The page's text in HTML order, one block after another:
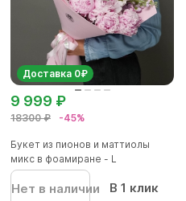
Доставка 0₽
18300 ₽ -45%
9 999 ₽
Букет из пионов и маттиолы
микс в фоамиране - L
Нет в наличии В 1 клик